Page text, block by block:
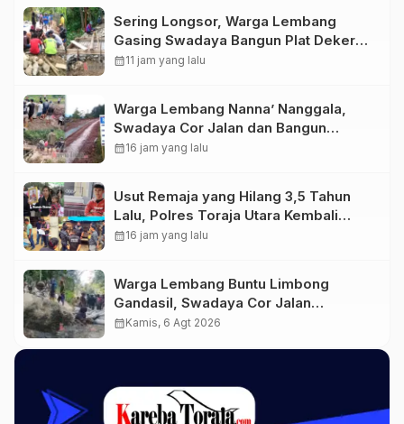
Sering Longsor, Warga Lembang
Gasing Swadaya Bangun Plat Deker
dan Talut Jalan Penghubung Antar
calendar_month11 jam yang lalu
Warga Lembang Nanna’ Nanggala,
Swadaya Cor Jalan dan Bangun
Jembatan
calendar_month16 jam yang lalu
Usut Remaja yang Hilang 3,5 Tahun
Lalu, Polres Toraja Utara Kembali
Datangi TKP
calendar_month16 jam yang lalu
Warga Lembang Buntu Limbong
Gandasil, Swadaya Cor Jalan
Sepanjang 500 Meter
calendar_monthKamis, 6 Agt 2026